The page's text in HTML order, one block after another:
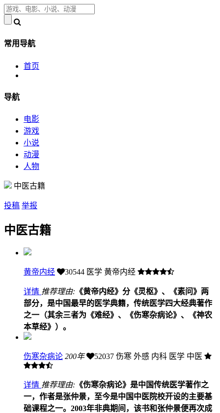
常用导航
首页
导航
电影
游戏
小说
动漫
人物
中医古籍
投稿 举报
中医古籍
黄帝内经 30544 医学 黄帝内经
详情 推荐理由: 《黄帝内经》分《灵枢》、《素问》两
部分，是中国最早的医学典籍，传统医学四大经典著作
之一（其余三者为《难经》、《伤寒杂病论》、《神农
本草经》）。
伤寒杂病论 200年 52037 伤寒 外感 内科 医学 中医
详情 推荐理由: 《伤寒杂病论》是中国传统医学著作之
一，作者是张仲景，至今是中国中医院校开设的主要基
础课程之一。2003年非典期间，该书和张仲景便再次成